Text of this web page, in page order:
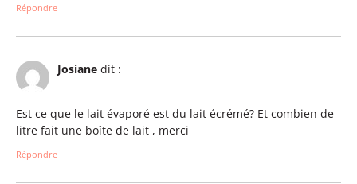
Répondre
Josiane dit :
Est ce que le lait évaporé est du lait écrémé? Et combien de
litre fait une boîte de lait , merci
Répondre